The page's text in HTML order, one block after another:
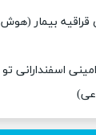
قراقیه بیمار (هوش
اسفندارانی تو